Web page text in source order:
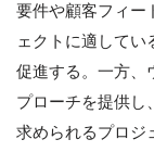
要件や顧客フィー
ェクトに適して
促進する。一方、
プローチを提供し
求められるプロジ